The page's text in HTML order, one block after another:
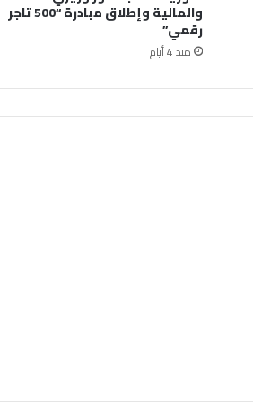
والمالية وإطلاق مبادرة “500 تاجر
رقمي”
منذ 4 أيام